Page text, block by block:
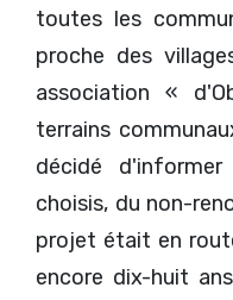
toutes les
proche des
association «
terrains
décidé
choisis, du non-
projet était en
encore dix-huit